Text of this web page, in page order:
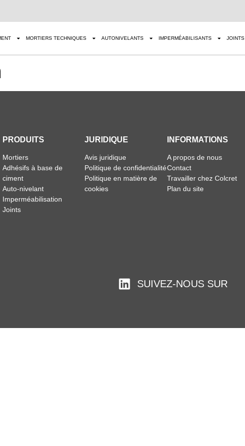
MORTIERS TECHNIQUES AUTONIVELANTS IMPERMÉABILISANTS JOINTS
PRODUITS
Mortiers
Adhésifs à base de
ciment
Auto-nivelant
Imperméabilisation
Joints
JURIDIQUE
Avis juridique
Politique de confidentialité
Politique en matière de
cookies
INFORMATIONS
A propos de nous
Contact
Travailler chez Colcret
Plan du site
SUIVEZ-NOUS SUR